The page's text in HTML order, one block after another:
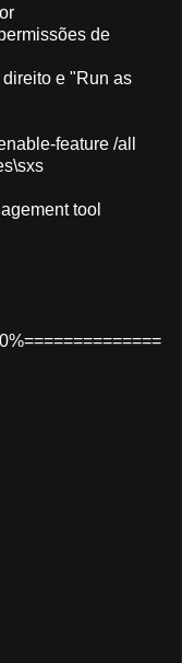
de
e "Run as
feature /all
tool